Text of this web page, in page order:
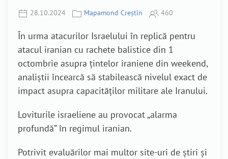
28.10.2024 Mapamond Creștin 460
În urma atacurilor Israelului în replică pentru
atacul iranian cu rachete balistice din 1
octombrie asupra țintelor iraniene din weekend,
analiștii încearcă să stabilească nivelul exact de
impact asupra capacităților militare ale Iranului.
Loviturile israeliene au provocat „alarma
profundă” în regimul iranian.
Potrivit evaluărilor mai multor site-uri de știri și